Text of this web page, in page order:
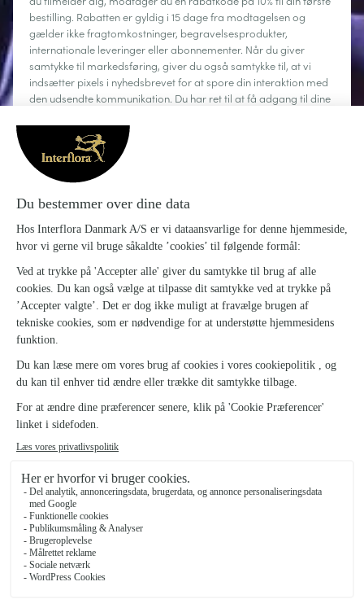
bestilling. Rabatten er gyldig i 15 dage fra modtagelsen og
gælder ikke fragtomkostninger, begravelsesprodukter,
internationale leveringer eller abonnementer. Når du giver
samtykke til markedsføring, giver du også samtykke til, at vi
indsætter pixels i nyhedsbrevet for at spore din interaktion med
den udsendte kommunikation. Du har ret til at få adgang til dine
behandlingen og gøre brug af din ret til dataportabilitet. Du kan
til enhver tid afmelde dig.
Om Interflora
Sig det med blomster
Kundeservice